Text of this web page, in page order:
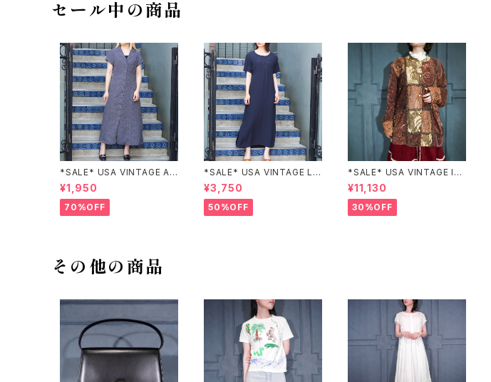
セール中の商品
*SALE* USA VINTAGE AN
NEX HALF SLEEVE FLOW
ER PATTERNED ONE PIEC
E/アメリカ古着半袖花柄ワン
ピース
¥1,950
70%OFF
*SALE* USA VINTAGE LIZ
claiborne EMBROIDERY
DESIGN NAVY ONE PIEC
E/アメリカ古着刺繍デザイン
ネイビーワンピース
¥3,750
50%OFF
*SALE* USA VINTAGE Ind
igo moon PATCHWORK E
MBROIDERY DESIGN JAC
KET/アメリカ古着パッチワー
ク刺繍ジャケット
¥11,130
30%OFF
その他の商品